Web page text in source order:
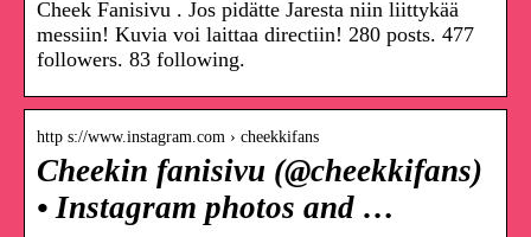
Cheek Fanisivu . Jos pidätte Jaresta niin liittykää
messiin! Kuvia voi laittaa directiin! 280 posts. 477
followers. 83 following.
http s://www.instagram.com › cheekkifans
Cheekin fanisivu (@cheekkifans)
• Instagram photos and …